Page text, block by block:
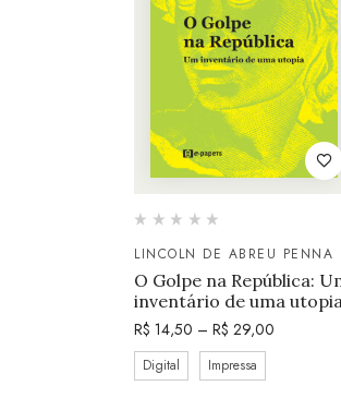
LINCOLN DE ABREU PENNA
O Golpe na República:
inventário de uma utopia
R$ 14,50 – R$ 29,00
Digital Impressa